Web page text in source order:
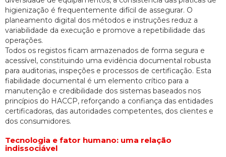
higienização é frequentemente difícil de assegurar. O
planeamento digital dos métodos e instruções reduz a
variabilidade da execução e promove a repetibilidade das
operações.
Todos os registos ficam armazenados de forma segura e
acessível, constituindo uma evidência documental robusta
para auditorias, inspeções e processos de certificação. Esta
fiabilidade documental é um elemento crítico para a
manutenção e credibilidade dos sistemas baseados nos
princípios do HACCP, reforçando a confiança das entidades
certificadoras, das autoridades competentes, dos clientes e
dos consumidores.
Tecnologia e fator humano: uma relação
indissociável